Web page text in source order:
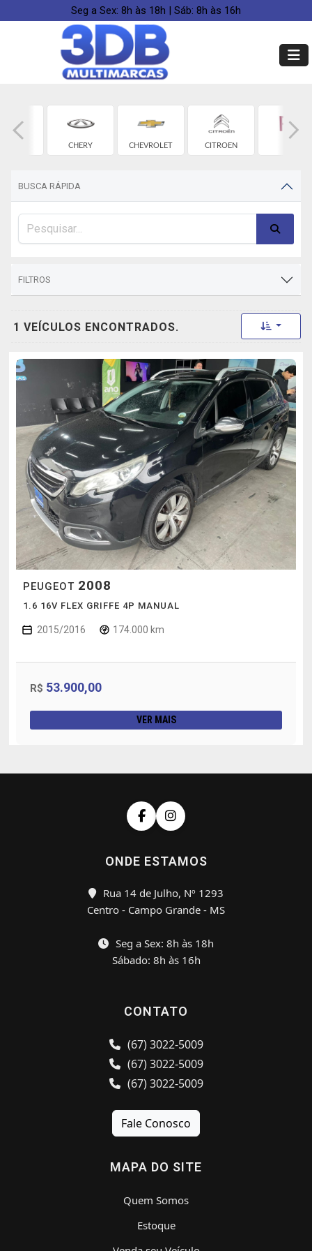
Seg a Sex: 8h às 18h | Sáb: 8h às 16h
BYD
CHERY
CHEVROLET CITROEN
BUSCA RÁPIDA
FILTROS
1 VEÍCULOS ENCONTRADOS. Toggle
PEUGEOT 2008
1.6 16V FLEX GRIFFE 4P MANUAL
2015/2016 174.000 km
R$ 53.900,00
VER MAIS
ONDE ESTAMOS
Rua 14 de Julho, Nº 1293
Centro - Campo Grande - MS
Seg a Sex: 8h às 18h
Sábado: 8h às 16h
CONTATO
(67) 3022-5009
(67) 3022-5009
(67) 3022-5009
Fale Conosco
MAPA DO SITE
Quem Somos
Estoque